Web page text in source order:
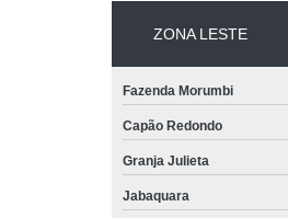
ZONA LESTE
Fazenda Morumbi
Capão Redondo
Granja Julieta
Jabaquara